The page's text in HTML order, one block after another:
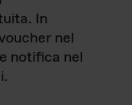
In
nel
notifica nel